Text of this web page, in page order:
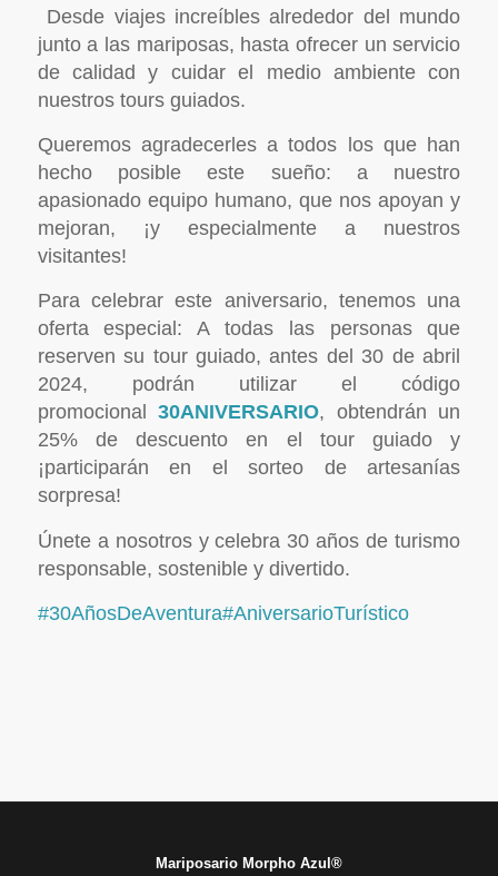
Desde viajes increíbles alrededor del mundo
junto a las mariposas, hasta ofrecer un servicio
de calidad y cuidar el medio ambiente con
nuestros tours guiados.
Queremos agradecerles a todos los que han
hecho posible este sueño: a nuestro
apasionado equipo humano, que nos apoyan y
mejoran, ¡y especialmente a nuestros
visitantes!
Para celebrar este aniversario, tenemos una
oferta especial: A todas las personas que
reserven su tour guiado, antes del 30 de abril
2024, podrán utilizar el código
promocional30ANIVERSARIO, obtendrán un
25% de descuento en el tour guiado y
¡participarán en el sorteo de artesanías
sorpresa!
Únete a nosotros y celebra 30 años de turismo
responsable, sostenible y divertido.
#30AñosDeAventura#AniversarioTurístico
Mariposario Morpho Azul®